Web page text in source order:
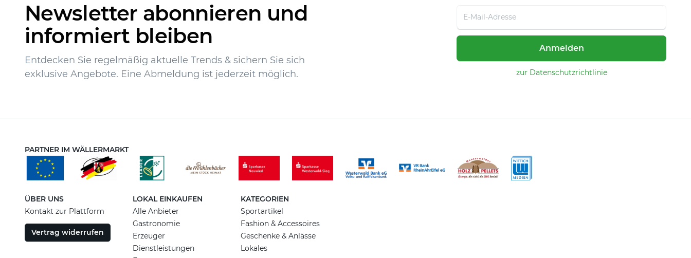
Newsletter abonnieren und
informiert bleiben
Entdecken Sie regelmäßig aktuelle Trends & sichern Sie sich
exklusive Angebote. Eine Abmeldung ist jederzeit möglich.
Anmelden
zur Datenschutzrichtlinie
PARTNER IM WÄLLERMARKT
ÜBER UNS
Kontakt zur Plattform
Vertrag widerrufen
LOKAL EINKAUFEN
Alle Anbieter
Gastronomie
Erzeuger
Dienstleistungen
KATEGORIEN
Sportartikel
Fashion & Accessoires
Geschenke & Anlässe
Lokales